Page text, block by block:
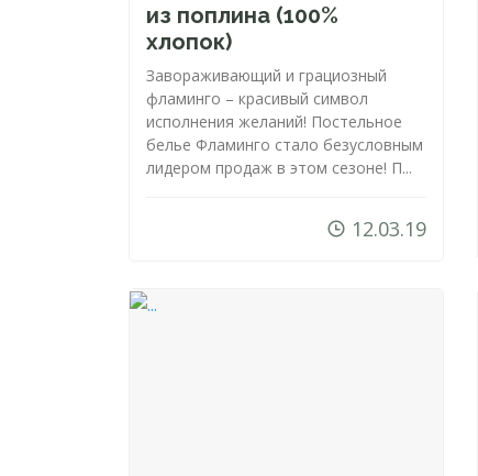
из поплина (100%
хлопок)
Завораживающий и грациозный
фламинго – красивый символ
исполнения желаний! Постельное
белье Фламинго стало безусловным
лидером продаж в этом сезоне! П...
12.03.19